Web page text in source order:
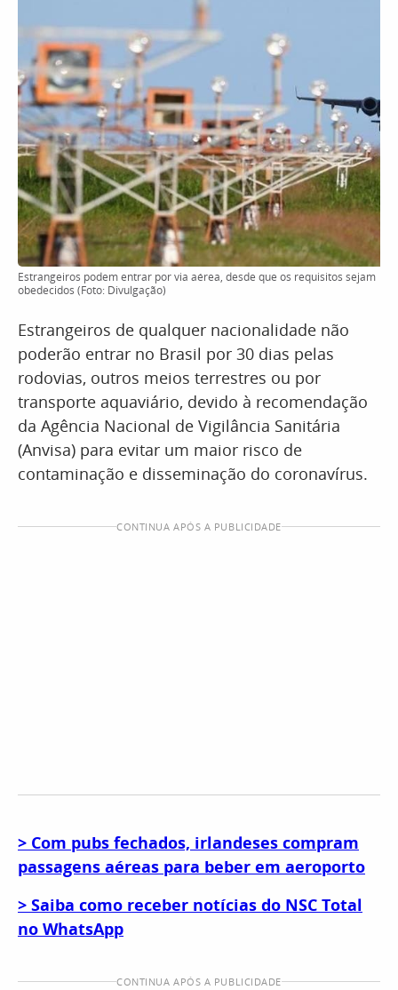
Estrangeiros podem entrar por via aérea, desde que os requisitos sejam
obedecidos (Foto: Divulgação)
Estrangeiros de qualquer nacionalidade não
poderão entrar no Brasil por 30 dias pelas
rodovias, outros meios terrestres ou por
transporte aquaviário, devido à recomendação
da Agência Nacional de Vigilância Sanitária
(Anvisa) para evitar um maior risco de
contaminação e disseminação do coronavírus.
CONTINUA APÓS A PUBLICIDADE
> Com pubs fechados, irlandeses compram
passagens aéreas para beber em aeroporto
> Saiba como receber notícias do NSC Total
no WhatsApp
CONTINUA APÓS A PUBLICIDADE